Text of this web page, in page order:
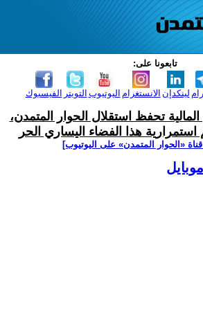
تابعونا على:
الفيسبوك التويتر اليوتيوب الانستغرام لينكدإن
تحفظ استقلال الحوار المتمدن،
هذا الفضاء اليساري الحر
‫«الحوار المتمدن» على اليوتيوب]